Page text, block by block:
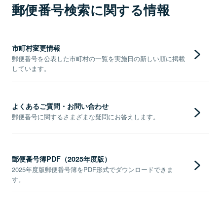
郵便番号検索に関する情報
市町村変更情報
郵便番号を公表した市町村の一覧を実施日の新しい順に掲載
しています。
よくあるご質問・お問い合わせ
郵便番号に関するさまざまな疑問にお答えします。
郵便番号簿PDF（2025年度版）
2025年度版郵便番号簿をPDF形式でダウンロードできま
す。